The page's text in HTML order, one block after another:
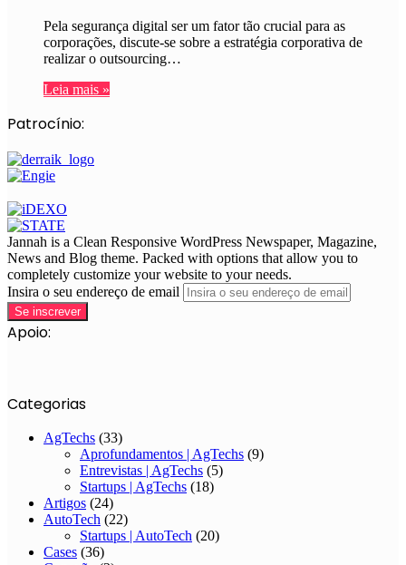
Pela segurança digital ser um fator tão crucial para as
corporações, discute-se sobre a estratégia corporativa de
realizar o outsourcing…
Leia mais »
Patrocínio:
Jannah is a Clean Responsive WordPress Newspaper, Magazine,
News and Blog theme. Packed with options that allow you to
completely customize your website to your needs.
Insira o seu endereço de email
Apoio:
Categorias
AgTechs (33)
Aprofundamentos | AgTechs (9)
Entrevistas | AgTechs (5)
Startups | AgTechs (18)
Artigos (24)
AutoTech (22)
Startups | AutoTech (20)
Cases (36)